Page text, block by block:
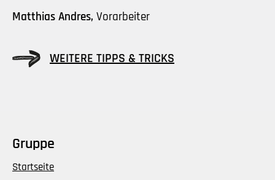
Matthias Andres, Vorarbeiter
WEITERE TIPPS & TRICKS
Gruppe
Startseite